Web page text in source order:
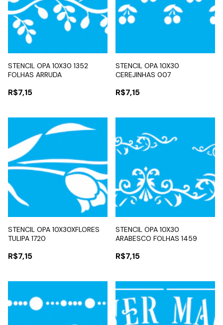
STENCIL OPA 10X30 1352
FOLHAS ARRUDA
R$7,15
STENCIL OPA 10X30
CEREJINHAS 007
R$7,15
STENCIL OPA 10X30XFLORES
TULIPA 1720
R$7,15
STENCIL OPA 10X30
ARABESCO FOLHAS 1459
R$7,15